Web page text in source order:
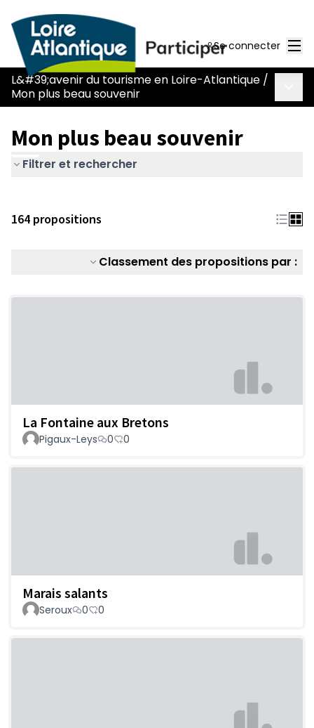
Se connecter
L&#39;avenir du tourisme en Loire-Atlantique /
Mon plus beau souvenir
Mon plus beau souvenir
Filtrer et rechercher
164 propositions
Classement des propositions par :
La Fontaine aux Bretons
Pigaux-Leys 0 0
Marais salants
Seroux 0 0